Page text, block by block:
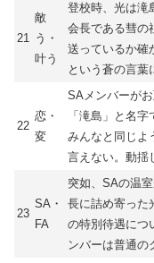
21
敵
う・
叶う
登校時、光は滝
会長である彗の
送っているか確
という蒼の言葉
22
恋・
変
SAメンバーが
「滝島」と名
みんなと同じよ
言えない。動揺
23
SA・
FA
突如、SAの温
長に詰め寄った
の特別待遇につ
ンバーは普通の